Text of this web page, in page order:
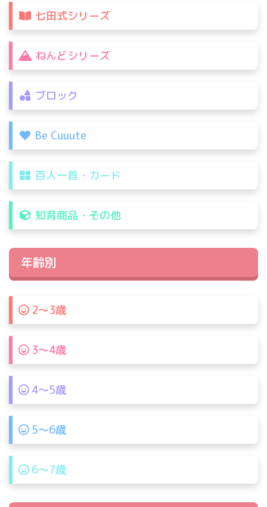
七田式シリーズ
ねんどシリーズ
ブロック
Be Cuuute
百人一首・カード
知育商品・その他
年齢別
2〜3歳
3〜4歳
4〜5歳
5〜6歳
6〜7歳